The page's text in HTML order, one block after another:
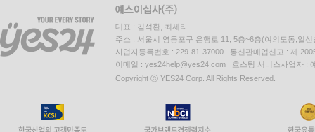
대표 : 김석환, 최세라
주소 : 서울시 영등포구 은행로 11, 5층~6층(여의도동,일신
사업자등록번호 : 229-81-37000 통신판매업신고 : 제
이메일 : yes24help@yes24.com 호스팅 서비스사업자 :
Copyright ⓒ YES24 Corp. All Rights Reserved.